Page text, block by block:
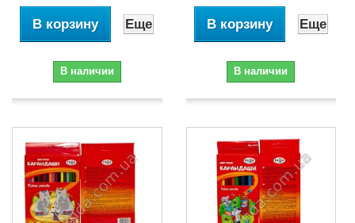
В корзину Еще
В наличии
В корзину Еще
В наличии